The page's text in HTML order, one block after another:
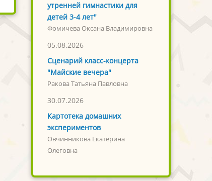
утренней гимнастики для
детей 3-4 лет"
Фомичева Оксана Владимировна
05.08.2026
Сценарий класс-концерта
"Майские вечера"
Ракова Татьяна Павловна
30.07.2026
Картотека домашних
экспериментов
Овчинникова Екатерина
Олеговна